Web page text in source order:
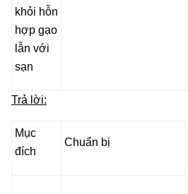
khỏi hỗn
hợp gạo
lẫn với
sạn
Trả lời:
Mục
đích
Chuẩn bị